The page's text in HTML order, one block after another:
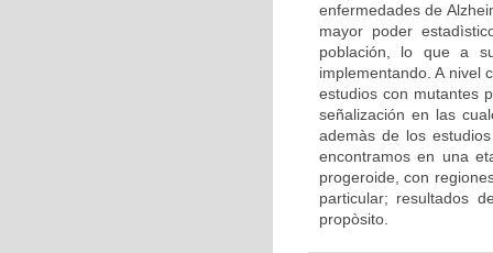
enfermedades de
mayor poder
población, lo que a
implementando. A nivel
estudios con mutantes
señalización en las
ademàs de los
encontramos en una
progeroide, con
particular; resultados
propòsito.